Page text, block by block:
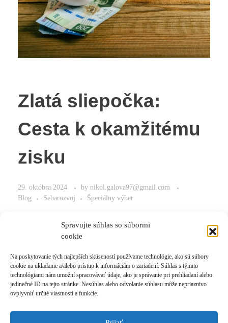
Spravujte súhlas so súbormi
cookie
Na poskytovanie tých najlepších skúseností používame technológie, ako sú súbory
cookie na ukladanie a/alebo prístup k informáciám o zariadení. Súhlas s týmito
technológiami nám umožní spracovávať údaje, ako je správanie pri prehliadaní alebo
jedinečné ID na tejto stránke. Nesúhlas alebo odvolanie súhlasu môže nepriaznivo
ovplyvniť určité vlastnosti a funkcie.
Zlatá sliepočka:
Cesta k okamžitému
zisku
29. októbra 2024 by nikol.galova97@gmail.com
Blog
Sebarozvoj Špeciálny výber
Cesta k okamžitéme zisku.
Read More